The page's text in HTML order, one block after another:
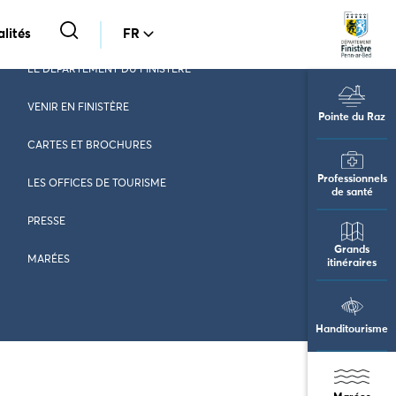
FR
Pointe du Raz
Professionnels
de santé
Grands
itinéraires
Handitourisme
LE DÉPARTEMENT DU FINISTÈRE
VENIR EN FINISTÈRE
CARTES ET BROCHURES
LES OFFICES DE TOURISME
PRESSE
MARÉES